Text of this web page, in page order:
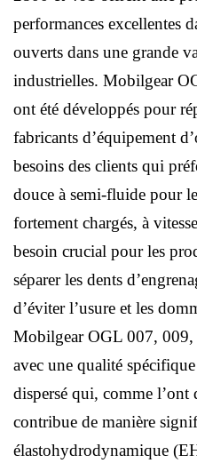
performances excellentes
ouverts dans une grande
industrielles. Mobilgear
ont été développés pour
fabricants d’équipement
besoins des clients qui
douce à semi-fluide pour
fortement chargés, à
besoin crucial pour les
séparer les dents
d’éviter l’usure et les
Mobilgear OGL 007,
avec une qualité
dispersé qui, comme l’ont
contribue de manière
élastohydrodynamique